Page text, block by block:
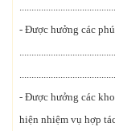
- Được hưởng các
- Được hưởng các
hiện nhiệm vụ hợp